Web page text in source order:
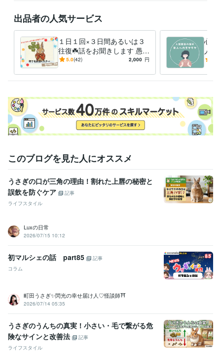
押してお待ちいただけると嬉しいです
経験職種
ライフスタイル・その他 / カウンセラー・コーチ 経験年数 : 4年
ライフスタイル・その他 / アドバイザー 経験年数 : 6年
受賞歴
✨おかげ様で相談件数１００件突破
資格・検定
メンタル心理カウンセラー 取得年 : 2020年
上級心理カウンセラー 取得年 : 2020年
婚活アドバイザー 取得年 : 2020年
夫婦カウンセラー 取得年 : 2020年
日商簿記検定2級 取得年 : 1994年
WordPress:5年JIMDO:3年Excel:8年Word:8年PCA:5年
ジョブカン会計:2年弥生会計:9年 Canva:4年
保護動物と暮らす＆犬猫の命を救うための支援:33年
ブログ執筆（ココナラWordPressアメブロ他）:18年
得意分野
悩み相談・カウンセリング ★婚活アドバイス・プロフィール添削 ★
★恋愛相談・片想い・脈あ
悩み相談 関係修復 恋愛相談 離婚相談
結婚相談所
結婚生活
悩み相談・カウンセリング
★友人・対人関係の悩み　職場の人間関
係 ★自己肯定感・生き辛さ・自分らしく生きる ★仕事の悩み・やり
たいことがわからない
自己肯定感 メンタルブロック
仕事の悩み
人間関係の悩み
思い込みを手放す方法
出品者の人気サービス
１日１回×３日間あるいは３
往復☘️話をお聞きします 愚痴
聞き・不安な気持ち・ペット
など
5.0(42) 2,000 円
心理
人
ママ
相談
このブログを見た人にオススメ
うさぎの口が三角の理由！割れた上唇の秘密と
誤飲を防ぐケア
記事
ライフスタイル
Luxの日常
2026/07/15 10:12
初マルシェの話 part85
記事
コラム
町田うさぎ✨閃光の幸せ届け人♡怪談師⛩️
2026/07/14 05:35
うさぎのうんちの真実！小さい・毛で繋がる危
険なサインと改善法
記事
ライフスタイル